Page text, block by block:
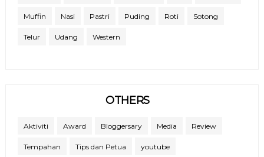
Muffin Nasi Pastri Puding Roti Sotong
Telur Udang Western
OTHERS
Aktiviti Award Bloggersary Media Review
Tempahan Tips dan Petua youtube